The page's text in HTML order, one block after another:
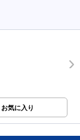
お気に入り